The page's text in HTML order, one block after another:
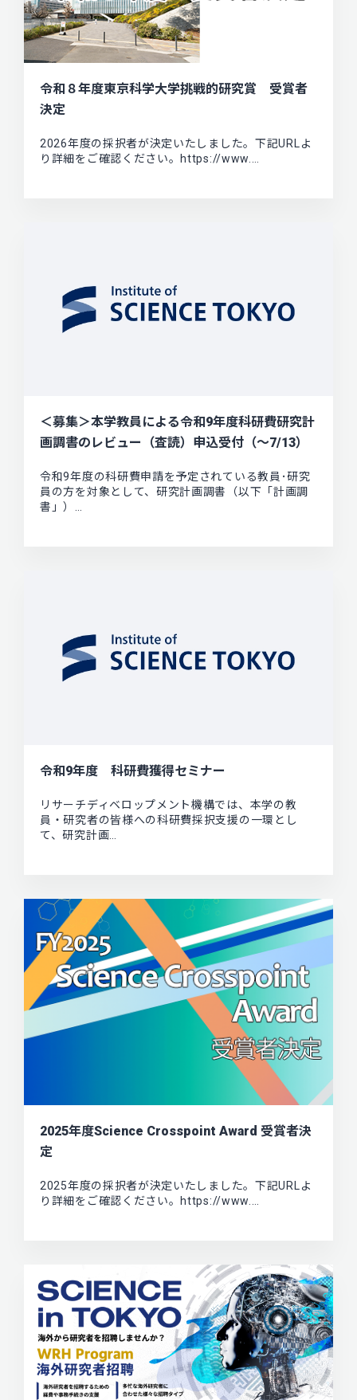
令和８年度東京科学大学挑戦的研究賞 受賞者
決定
2026年度の採択者が決定いたしました。下記URLよ
り詳細をご確認ください。https://www.…
＜募集＞本学教員による令和9年度科研費研究計
画調書のレビュー（査読）申込受付（～7/13）
令和9年度の科研費申請を予定されている教員･研究
員の方を対象として、研究計画調書（以下「計画調
書」）…
令和9年度 科研費獲得セミナー
リサーチディベロップメント機構では、本学の教
員・研究者の皆様への科研費採択支援の一環とし
て、研究計画…
2025年度Science Crosspoint Award 受賞者決
定
2025年度の採択者が決定いたしました。下記URLよ
り詳細をご確認ください。https://www.…